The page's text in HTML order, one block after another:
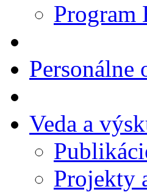
Program
Personálne
Veda a
Projekty